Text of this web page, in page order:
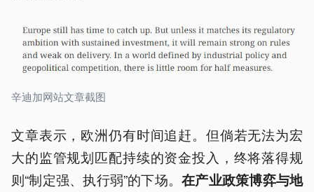
辛迪加网站文章截图
文章表示，欧洲仍有时间追赶。但倘若无法为宏
大的监管规划匹配持续的资金投入，终将落得规
则“制定强、执行弱”的下场。在产业政策博弈与地